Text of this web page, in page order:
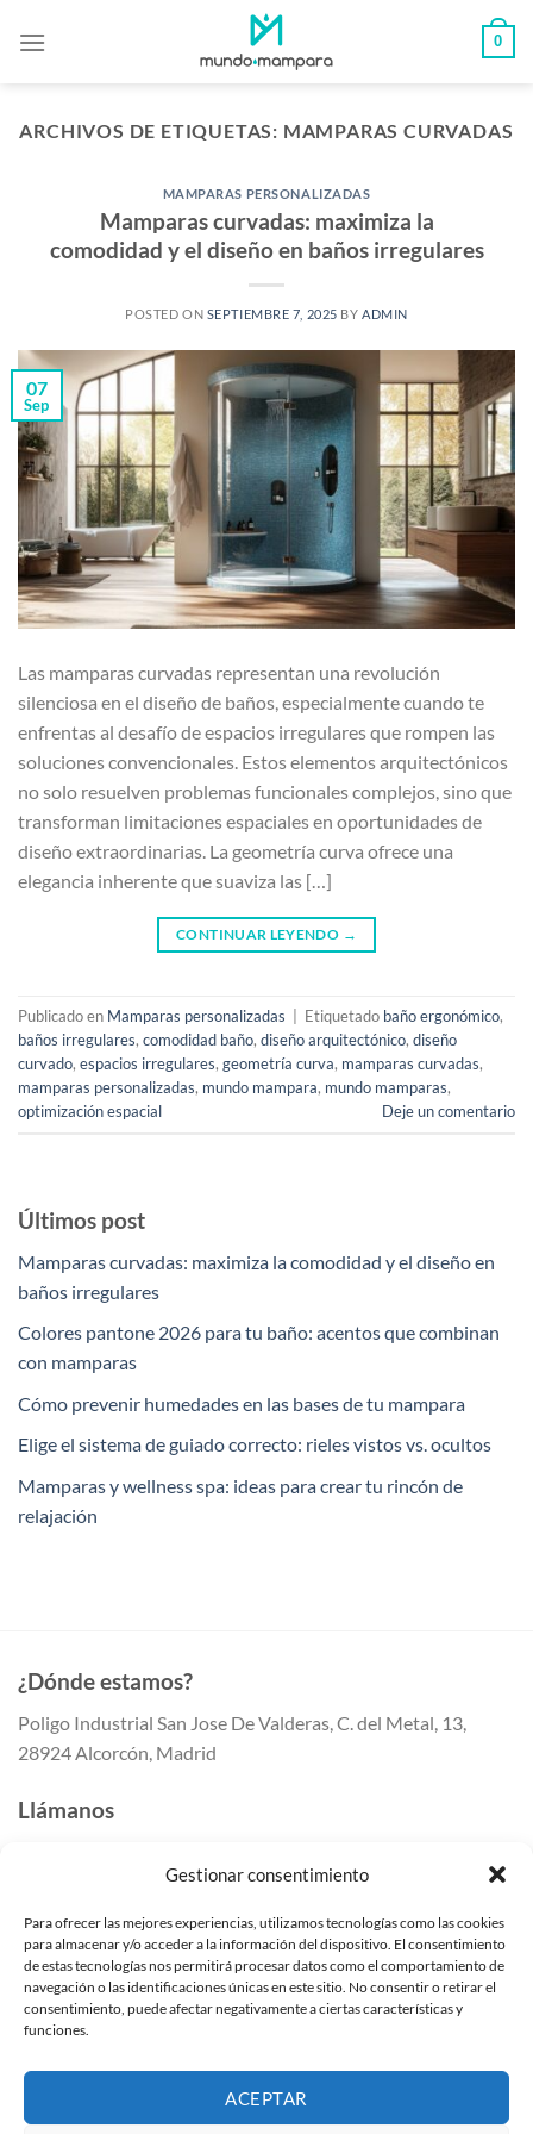
Gestionar consentimiento
Para ofrecer las mejores experiencias, utilizamos tecnologías como las cookies
para almacenar y/o acceder a la información del dispositivo. El consentimiento
de estas tecnologías nos permitirá procesar datos como el comportamiento de
navegación o las identificaciones únicas en este sitio. No consentir o retirar el
consentimiento, puede afectar negativamente a ciertas características y
funciones.
ACEPTAR
0
ARCHIVOS DE ETIQUETAS: MAMPARAS CURVADAS
MAMPARAS PERSONALIZADAS
Mamparas curvadas: maximiza la
comodidad y el diseño en baños irregulares
POSTED ON SEPTIEMBRE 7, 2025 BY ADMIN
07
Sep
Las mamparas curvadas representan una revolución
silenciosa en el diseño de baños, especialmente cuando te
enfrentas al desafío de espacios irregulares que rompen las
soluciones convencionales. Estos elementos arquitectónicos
no solo resuelven problemas funcionales complejos, sino que
transforman limitaciones espaciales en oportunidades de
diseño extraordinarias. La geometría curva ofrece una
elegancia inherente que suaviza las […]
CONTINUAR LEYENDO →
Publicado en Mamparas personalizadas Etiquetado baño ergonómico,
baños irregulares, comodidad baño, diseño arquitectónico, diseño
curvado, espacios irregulares, geometría curva, mamparas curvadas,
mamparas personalizadas, mundo mampara, mundo mamparas,
optimización espacial
Deje un comentario
Últimos post
Mamparas curvadas: maximiza la comodidad y el diseño en
baños irregulares
Colores pantone 2026 para tu baño: acentos que combinan
con mamparas
Cómo prevenir humedades en las bases de tu mampara
Elige el sistema de guiado correcto: rieles vistos vs. ocultos
Mamparas y wellness spa: ideas para crear tu rincón de
relajación
¿Dónde estamos?
Poligo Industrial San Jose De Valderas, C. del Metal, 13,
28924 Alcorcón, Madrid
Llámanos
Escríbenos
info@mundomampara.com
Mamparas de ducha en Madrid
Mamparas de ducha en Alcorcón